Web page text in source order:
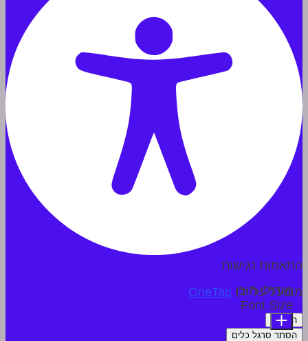
התאמות נגישות
מופעל על ידי OneTap
הצהרה
הסתר סרגל כלים
מודולי תוכן
Font Size